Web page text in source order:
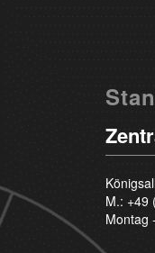
M.: +49
Montag